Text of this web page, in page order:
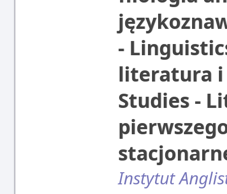
-
literatura i
Studies -
Instytut